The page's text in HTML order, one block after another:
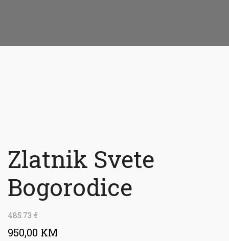
Zlatnik Svete
Bogorodice
485.73 €
950,00 KM